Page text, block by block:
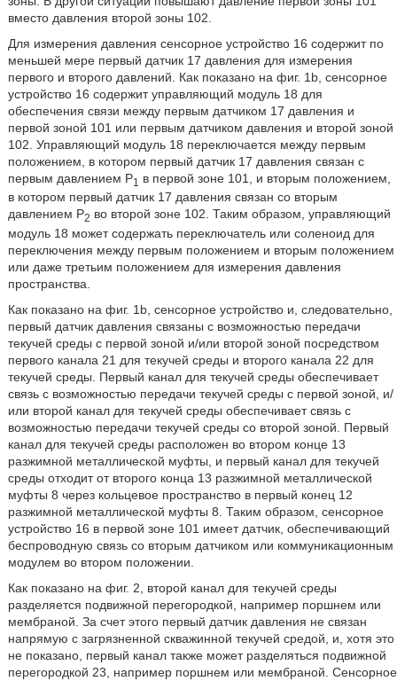
вместо давления второй зоны 102.
Для измерения давления сенсорное устройство 16 содержит по
меньшей мере первый датчик 17 давления для измерения
первого и второго давлений. Как показано на фиг. 1b, сенсорное
устройство 16 содержит управляющий модуль 18 для
обеспечения связи между первым датчиком 17 давления и
первой зоной 101 или первым датчиком давления и второй зоной
102. Управляющий модуль 18 переключается между первым
положением, в котором первый датчик 17 давления связан с
первым давлением P1
в первой зоне 101, и вторым положением,
в котором первый датчик 17 давления связан со вторым
давлением Р2 во второй зоне 102. Таким образом, управляющий
модуль 18 может содержать переключатель или соленоид для
переключения между первым положением и вторым положением
или даже третьим положением для измерения давления
пространства.
Как показано на фиг. 1b, сенсорное устройство и, следовательно,
первый датчик давления связаны с возможностью передачи
текучей среды с первой зоной и/или второй зоной посредством
первого канала 21 для текучей среды и второго канала 22 для
текучей среды. Первый канал для текучей среды обеспечивает
связь с возможностью передачи текучей среды с первой зоной, и/
или второй канал для текучей среды обеспечивает связь с
возможностью передачи текучей среды со второй зоной. Первый
канал для текучей среды расположен во втором конце 13
разжимной металлической муфты, и первый канал для текучей
среды отходит от второго конца 13 разжимной металлической
муфты 8 через кольцевое пространство в первый конец 12
разжимной металлической муфты 8. Таким образом, сенсорное
устройство 16 в первой зоне 101 имеет датчик, обеспечивающий
беспроводную связь со вторым датчиком или коммуникационным
модулем во втором положении.
Как показано на фиг. 2, второй канал для текучей среды
разделяется подвижной перегородкой, например поршнем или
мембраной. За счет этого первый датчик давления не связан
напрямую с загрязненной скважинной текучей средой, и, хотя это
не показано, первый канал также может разделяться подвижной
перегородкой 23, например поршнем или мембраной. Сенсорное